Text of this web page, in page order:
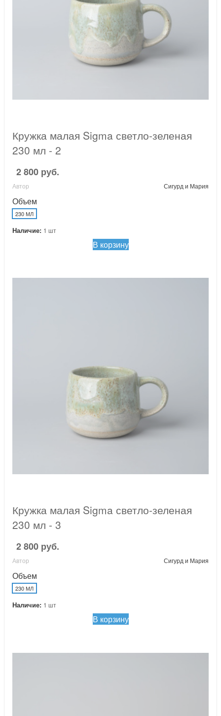
Кружка малая Sigma светло-зеленая
230 мл - 2
2 800 руб.
Автор Сигурд и Мария
Объем
230 МЛ
Наличие: 1 шт
В корзину
Кружка малая Sigma светло-зеленая
230 мл - 3
2 800 руб.
Автор Сигурд и Мария
Объем
230 МЛ
Наличие: 1 шт
В корзину